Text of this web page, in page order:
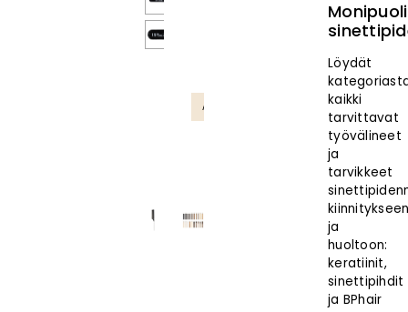
Ammattilaistuote
Löydät
kaikki
tarvittavat
työvälineet
ja
tarvikkeet
ja
huoltoon:
keratiinit,
sinettipihdit
ja BPhair